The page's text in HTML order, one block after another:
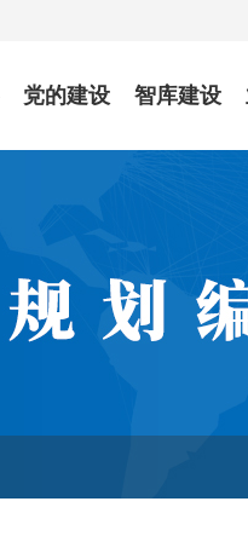
党的建设 智库建设